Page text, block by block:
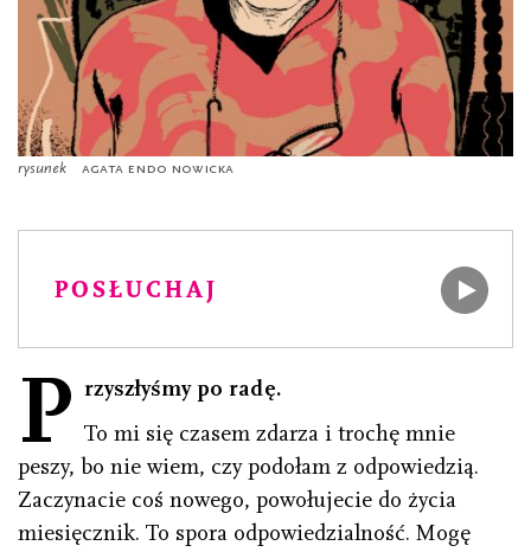
rysunek Agata Endo Nowicka
POSŁUCHAJ
P rzyszłyśmy po radę.
To mi się czasem zdarza i trochę mnie
peszy, bo nie wiem, czy podołam z odpowiedzią.
Zaczynacie coś nowego, powołujecie do życia
miesięcznik. To spora odpowiedzialność. Mogę